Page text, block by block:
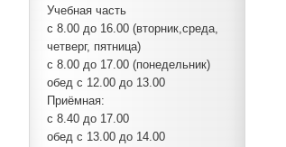
Учебная часть
с 8.00 до 16.00 (вторник,среда,
четверг, пятница)
с 8.00 до 17.00 (понедельник)
обед с 12.00 до 13.00
Приёмная:
с 8.40 до 17.00
обед с 13.00 до 14.00